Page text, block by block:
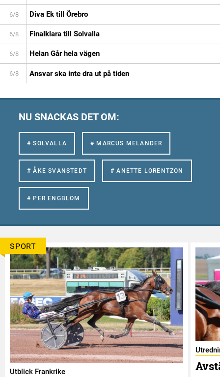
6/8 Diva Ek till Örebro
6/8 Finalklara till Solvalla
6/8 Helan Går hela vägen
6/8 Ansvar ska inte dra ut på tiden
NU SNACKAS DET OM:
# SOLVALLA # MARCUS MELANDER
# ÅKE SVANSTEDT # ANETTE LORENTZON
# PER ENGBLOM
SPORT
Utblick Frankrike